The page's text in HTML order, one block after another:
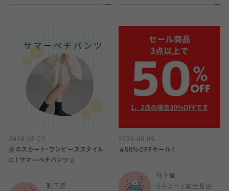
2026.08.03
夏のスカート・ワンピーススタイル
に！サマーペチパンツ👗
靴下屋
2026.08.03
🔥50%OFFセール‼️
靴下屋
ららぽーと富士見店